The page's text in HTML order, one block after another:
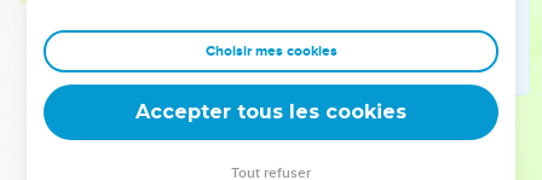
Vivre pour raconter ce que le Seigneur a fait
Louez l'Éternel, vous toutes les nations, Célébrez-le, vous
Choisir mes cookies
Accepter tous les cookies
Tout refuser